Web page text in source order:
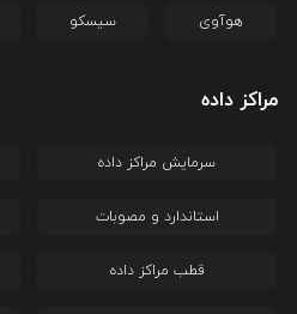
هوآوی سیسکو
مراکز داده
سرمایش مراکز داده
استاندارد و مصوبات
قطب مراکز داده